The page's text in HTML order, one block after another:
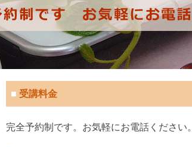
■ 受講料金
完全予約制です。お気軽にお電話ください。